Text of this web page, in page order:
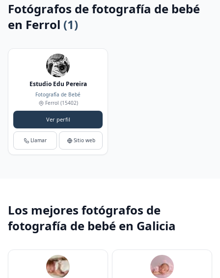
Fotógrafos de fotografía de bebé
en Ferrol (1)
Estudio Edu Pereira
Fotografía de Bebé
Ferrol (15402)
Ver perfil
Llamar Sitio web
Los mejores fotógrafos de
fotografía de bebé en Galicia